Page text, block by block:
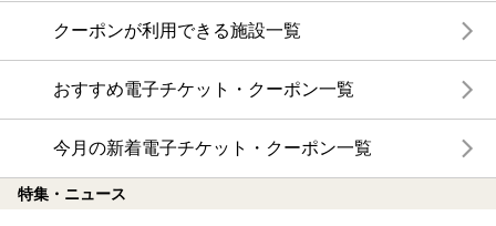
クーポンが利用できる施設一覧
おすすめ電子チケット・クーポン一覧
今月の新着電子チケット・クーポン一覧
特集・ニュース